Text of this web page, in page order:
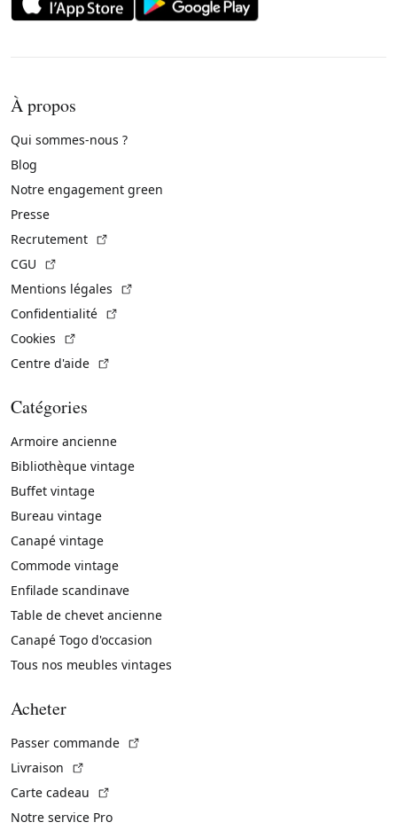
À propos
Qui sommes-nous ?
Blog
Notre engagement green
Presse
Recrutement
CGU
Mentions légales
Confidentialité
Cookies
Centre d'aide
Catégories
Armoire ancienne
Bibliothèque vintage
Buffet vintage
Bureau vintage
Canapé vintage
Commode vintage
Enfilade scandinave
Table de chevet ancienne
Canapé Togo d'occasion
Tous nos meubles vintages
Acheter
Passer commande
Livraison
Carte cadeau
Notre service Pro